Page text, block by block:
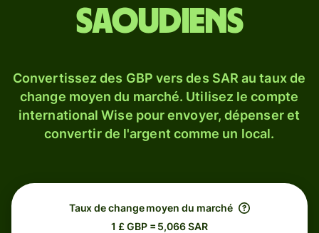
saoudiens
Convertissez des GBP vers des SAR au taux de
change moyen du marché. Utilisez le compte
international Wise pour envoyer, dépenser et
convertir de l'argent comme un local.
Taux de change moyen du marché
1 £ GBP = 5,066 SAR